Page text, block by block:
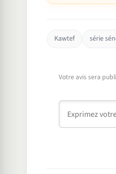
Kawtef série
Votre avis sera
Commentaire